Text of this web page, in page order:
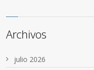
Archivos
julio 2026